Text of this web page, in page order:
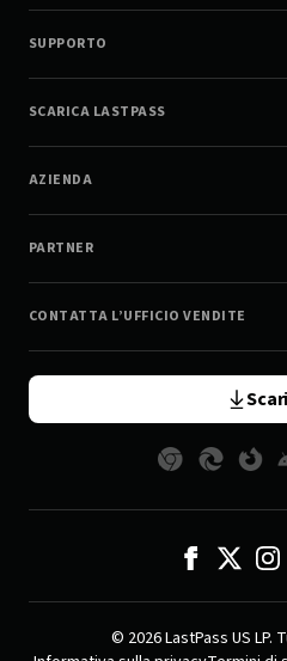
SUPPORTO
SCARICA LASTPASS
AZIENDA
PARTNER
CONTATTA L’UFFICIO VENDITE
© 2026 LastPass US